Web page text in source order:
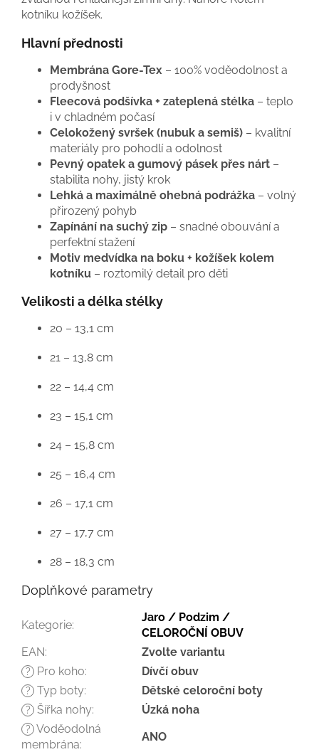
kotníku kožíšek.
Hlavní přednosti
Membrána Gore-Tex – 100% voděodolnost a
prodyšnost
Fleecová podšívka + zateplená stélka – teplo
i v chladném počasí
Celokožený svršek (nubuk a semiš) – kvalitní
materiály pro pohodlí a odolnost
Pevný opatek a gumový pásek přes nárt –
stabilita nohy, jistý krok
Lehká a maximálně ohebná podrážka – volný
přirozený pohyb
Zapínání na suchý zip – snadné obouvání a
perfektní stažení
Motiv medvídka na boku + kožíšek kolem
kotníku – roztomilý detail pro děti
Velikosti a délka stélky
20 – 13,1 cm
21 – 13,8 cm
22 – 14,4 cm
23 – 15,1 cm
24 – 15,8 cm
25 – 16,4 cm
26 – 17,1 cm
27 – 17,7 cm
28 – 18,3 cm
Doplňkové parametry
Kategorie:
Jaro / Podzim /
CELOROČNÍ OBUV
EAN: Zvolte variantu
? Pro koho: Dívčí obuv
? Typ boty: Dětské celoroční boty
? Šířka nohy: Úzká noha
? Voděodolná
membrána:
ANO